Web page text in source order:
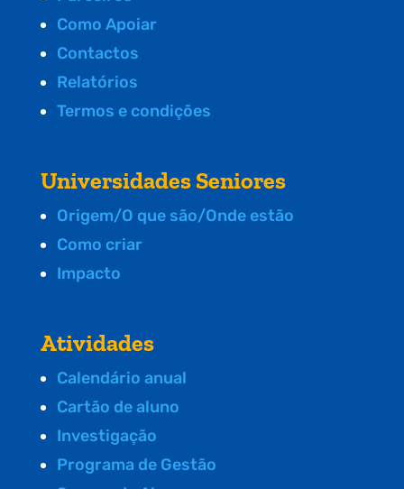
Como Apoiar
Contactos
Relatórios
Termos e condições
Universidades Seniores
Origem/O que são/Onde estão
Como criar
Impacto
Atividades
Calendário anual
Cartão de aluno
Investigação
Programa de Gestão